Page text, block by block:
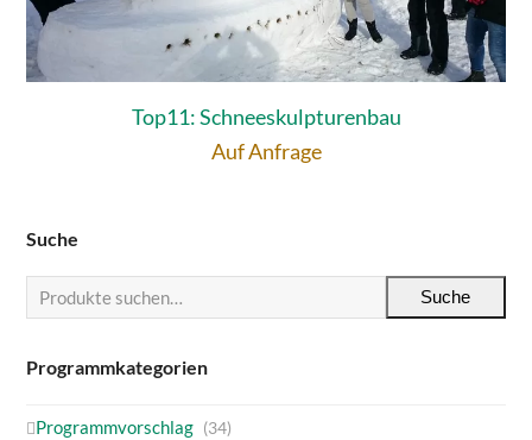
Top11: Schneeskulpturenbau
Auf Anfrage
Suche
Suche
Programmkategorien
Programmvorschlag (34)